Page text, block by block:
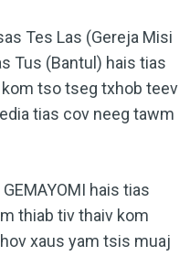
Tes Las (Gereja Misi
Tus (Bantul) hais tias
tso tseg txhob teev
tias cov neeg tawm
hais tias
thiab tiv thaiv kom
xaus yam tsis muaj